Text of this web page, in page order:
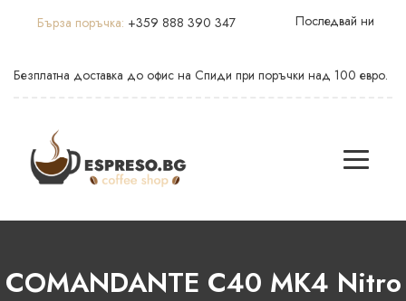
Бърза поръчка: +359 888 390 347 Последвай ни
Безплатна доставка до офис на Спиди при поръчки над 100 евро.
COMANDANTE C40 MK4 Nitro